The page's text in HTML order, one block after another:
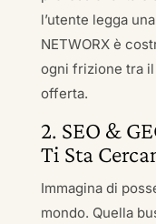
l’utente legga
NETWORX è
ogni frizione tra
offerta.
2. SEO &
Ti Sta
Immagina di
mondo. Quella